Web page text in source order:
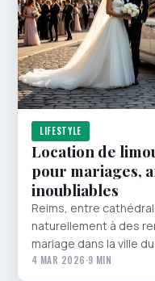
LIFESTYLE
Location de
pour mariages,
inoubliables
Reims, entre
naturellement à des
mariage dans la ville
4 MAR 2026·9 MIN